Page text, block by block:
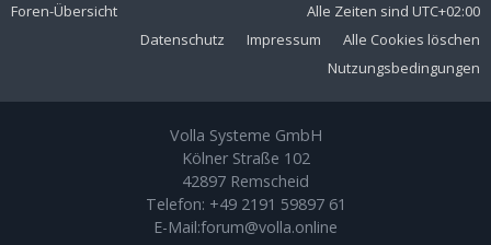
Foren-Übersicht Alle Zeiten sind UTC+02:00
Alle Cookies löschen
Impressum
Datenschutz
Nutzungsbedingungen
Volla Systeme GmbH
Kölner Straße 102
42897 Remscheid
Telefon: +49 2191 59897 61
E-Mail:forum@volla.online